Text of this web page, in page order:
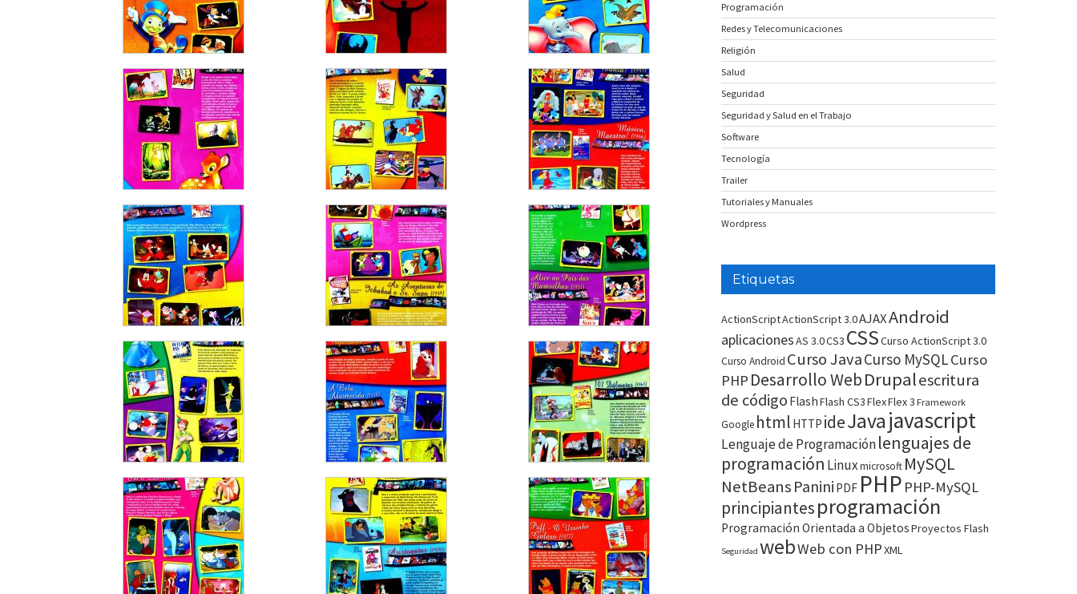
Programación
Redes y Telecomunicaciones
Religión
Salud
Seguridad
Seguridad y Salud en el Trabajo
Software
Tecnología
Trailer
Tutoriales y Manuales
Wordpress
Etiquetas
ActionScriptActionScript 3.0AJAXAndroid
aplicacionesAS 3.0CS3 CSSCurso ActionScript 3.0
Curso Android Curso JavaCurso MySQLCurso
PHP Desarrollo WebDrupalescritura
de código FlashFlash CS3FlexFlex 3 Framework
Google html HTTP ideJavajavascript
Lenguaje de Programaciónlenguajes de
programación Linuxmicrosoft MySQL
NetBeans Panini PDF PHP PHP-MySQL
principiantesprogramación
Programación Orientada a ObjetosProyectos Flash
Seguridad webWeb con PHPXML